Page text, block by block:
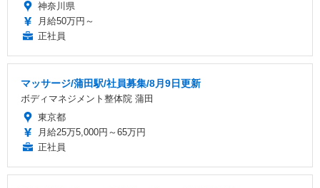
神奈川県
月給50万円～
正社員
マッサージ/蒲田駅/社員募集/8月9日更新
ボディマネジメント整体院 蒲田
東京都
月給25万5,000円～65万円
正社員